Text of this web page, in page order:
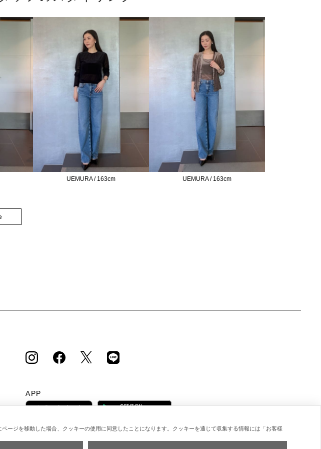
UEMURA / 163cm UEMURA / 163cm
APP
ージを移動した場合、クッキーの使用に同意したことになります。クッキーを通じて収集する情報には「お客様